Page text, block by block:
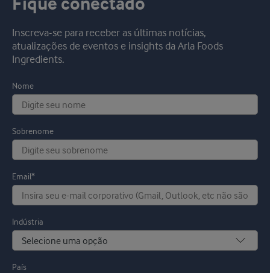
Fique conectado
Inscreva-se para receber as últimas notícias,
atualizações de eventos e insights da Arla Foods
Ingredients.
Nome
Sobrenome
Email*
Indústria
País